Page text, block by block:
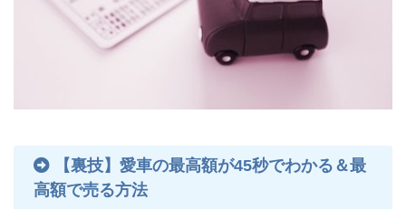
【裏技】愛車の最高額が45秒でわかる＆最
高額で売る方法